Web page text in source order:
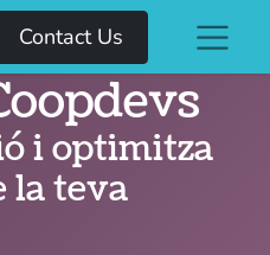
Contact Us
i optimitza
la teva